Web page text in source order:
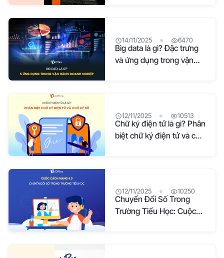
14/11/2025 6470
Big data là gì? Đặc trưng
và ứng dụng trong vận
12/11/2025 10513
Chữ ký điện tử là gì? Phân
biệt chữ ký điện tử và chữ
12/11/2025 10250
Chuyển Đổi Số Trong
Trường Tiểu Học: Cuộc